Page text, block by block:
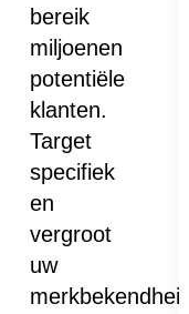
bereik
miljoenen
potentiële
klanten.
Target
specifiek
en
vergroot
uw
merkbekendheid.